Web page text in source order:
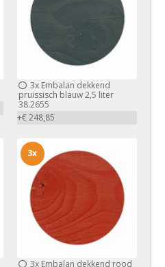
3xEmbalan dekkend
pruissisch blauw 2,5 liter
38.2655
+€ 248,85
3xEmbalan dekkend rood
3x